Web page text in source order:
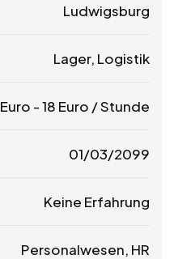
Ludwigsburg
Lager, Logistik
Euro -18 Euro / Stunde
01/03/2099
Keine Erfahrung
Personalwesen, HR